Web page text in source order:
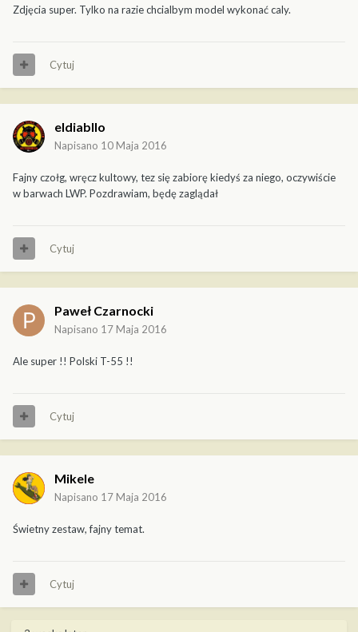
Zdjęcia super. Tylko na razie chcialbym model wykonać caly.
Cytuj
eldiabllo
Napisano 10 Maja 2016
Fajny czołg, wręcz kultowy, tez się zabiorę kiedyś za niego, oczywiście
w barwach LWP. Pozdrawiam, będę zaglądał
Cytuj
Paweł Czarnocki
Napisano 17 Maja 2016
Ale super !! Polski T-55 !!
Cytuj
Mikele
Napisano 17 Maja 2016
Świetny zestaw, fajny temat.
Cytuj